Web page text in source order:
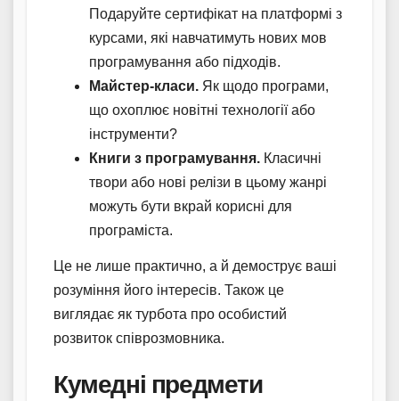
Подаруйте сертифікат на платформі з
курсами, які навчатимуть нових мов
програмування або підходів.
Майстер-класи. Як щодо програми,
що охоплює новітні технології або
інструменти?
Книги з програмування. Класичні
твори або нові релізи в цьому жанрі
можуть бути вкрай корисні для
програміста.
Це не лише практично, а й демострує ваші
розуміння його інтересів. Також це
виглядає як турбота про особистий
розвиток співрозмовника.
Кумедні предмети